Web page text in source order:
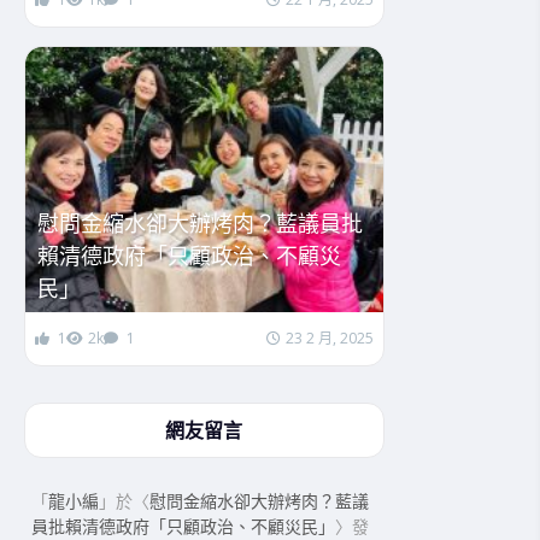
慰問金縮水卻大辦烤肉？藍議員批
賴清德政府「只顧政治、不顧災
民」
1 2k 1 23 2 月, 2025
網友留言
「龍小編 」於〈慰問金縮水卻大辦烤肉？藍議
員批賴清德政府「只顧政治、不顧災民」 〉發